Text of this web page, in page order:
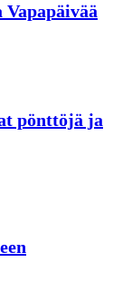
pönttöjä ja